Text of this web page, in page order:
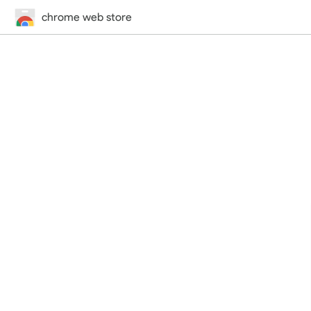
chrome web store